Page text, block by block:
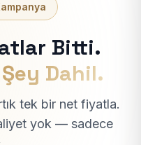
Bitti.
Dahil.
tek bir net fiyatla.
yok — sadece